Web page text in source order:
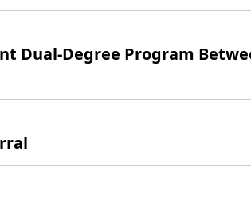
Dual-Degree Program